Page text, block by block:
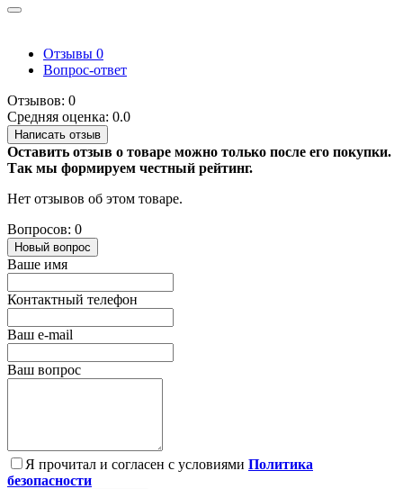
Отзывы 0
Вопрос-ответ
Отзывов: 0
Средняя оценка: 0.0
Написать отзыв
Оставить отзыв о товаре можно только после его покупки.
Так мы формируем честный рейтинг.
Нет отзывов об этом товаре.
Вопросов: 0
Новый вопрос
Ваше имя
Контактный телефон
Ваш e-mail
Ваш вопрос
Я прочитал и согласен с условиями Политика
безопасности